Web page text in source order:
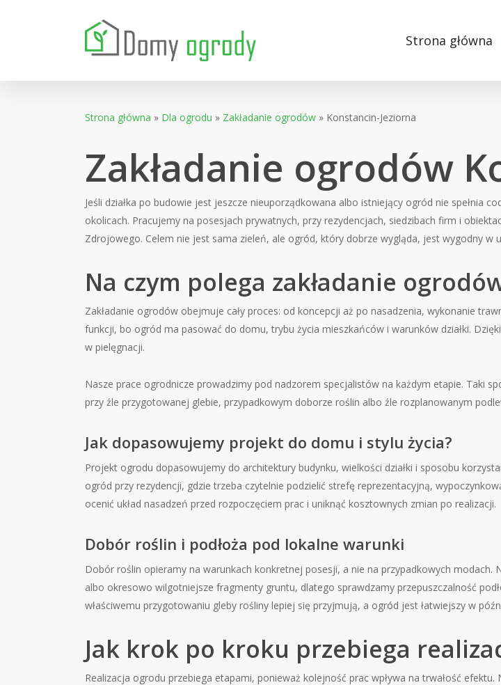
Strona główna
Strona główna » Dla ogrodu » Zakładanie ogrodów » Konstancin-Jeziorna
Zakładanie ogrodów
Jeśli działka po budowie jest jeszcze nieuporządkowana albo istniejący ogród nie spełnia
okolicach. Pracujemy na posesjach prywatnych, przy rezydencjach, siedzibach firm i
Zdrojowego. Celem nie jest sama zieleń, ale ogród, który dobrze wygląda, jest wygodny
Na czym polega zakładanie
Zakładanie ogrodów obejmuje cały proces: od koncepcji aż po nasadzenia, wykonanie
funkcji, bo ogród ma pasować do domu, trybu życia mieszkańców i warunków działki.
w pielęgnacji.
Nasze prace ogrodnicze prowadzimy pod nadzorem specjalistów na każdym etapie. Taki
przy źle przygotowanej glebie, przypadkowym doborze roślin albo źle rozplanowanym
Jak dopasowujemy projekt do domu i stylu życia?
Projekt ogrodu dopasowujemy do architektury budynku, wielkości działki i sposobu
ogród przy rezydencji, gdzie trzeba czytelnie podzielić strefę reprezentacyjną,
ocenić układ nasadzeń przed rozpoczęciem prac i uniknąć kosztownych zmian po realizacji.
Dobór roślin i podłoża pod lokalne warunki
Dobór roślin opieramy na warunkach konkretnej posesji, a nie na przypadkowych modach.
albo okresowo wilgotniejsze fragmenty gruntu, dlatego sprawdzamy przepuszczalność
właściwemu przygotowaniu gleby rośliny lepiej się przyjmują, a ogród jest łatwiejszy w
Jak krok po kroku przebiega
Realizacja ogrodu przebiega etapami, ponieważ kolejność prac wpływa na trwałość